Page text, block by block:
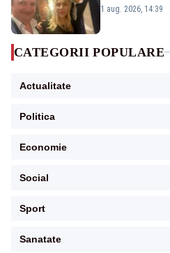
Păcuraru
1 aug. 2026, 14:39
CATEGORII POPULARE
Actualitate
Politica
Economie
Social
Sport
Sanatate